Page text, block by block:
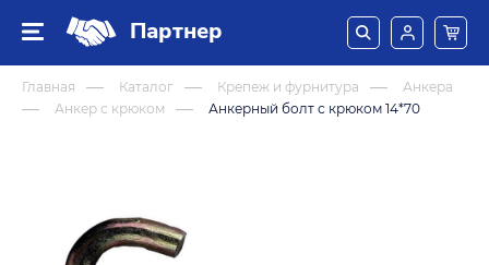
Партнер
Главная Каталог Крепеж и фурнитура
Анкера
Анкер с крюком
Анкерный болт с крюком 14*70